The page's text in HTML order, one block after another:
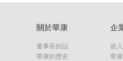
關於華康
董事長的話
華康的歷史
企
嵌
華